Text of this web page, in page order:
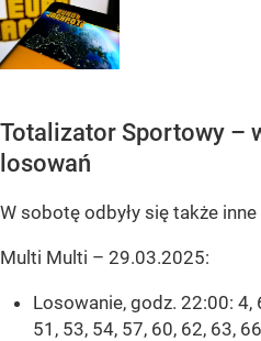
Totalizator Sportowy –
losowań
W sobotę odbyły się także
Multi Multi – 29.03.2025:
Losowanie, godz. 22:00: 4,
51, 53, 54, 57, 60, 62, 63,